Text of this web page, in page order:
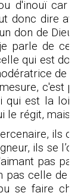
d'inouï car
donc dire
don de Dieu.
parle de
qui est
de
c'est
qui est la loi
le régit, mais
ils
ils se
pas par-
celle de
se faire